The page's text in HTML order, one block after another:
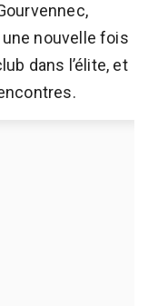
nouvelle fois
dans l’élite, et